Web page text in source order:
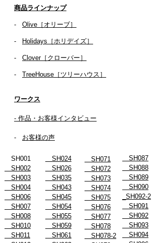
​​モデルハウス
商品ラインナップ
- Olive［オリーブ］
- Holidays［ホリデイズ］
- ​ Clover［クローバー］
ワークス
- 作品・お客様インタビュー
SH001
SH002
SH003
SH004
SH006
SH007
SH008
SH010
SH024
SH026
SH035
SH043
SH045
SH054
SH055
SH059
SH071
SH072
SH073
SH074
SH075
SH076
SH077
SH078
SH087
SH088
SH089
SH090
_SH092-2
SH091
SH092
SH093